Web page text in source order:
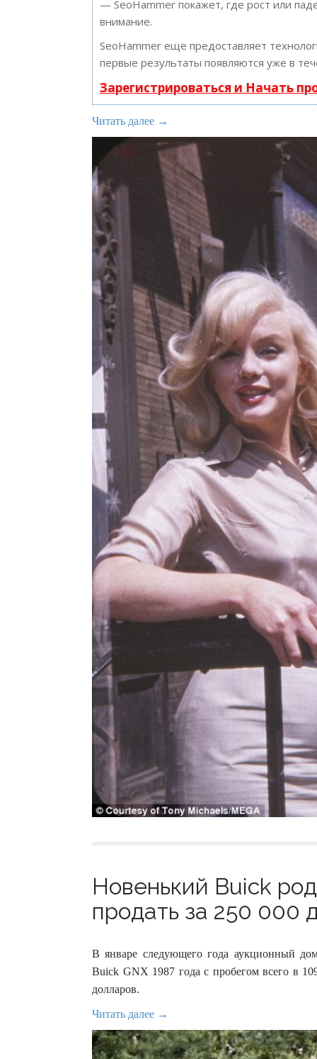
— SeoHammer покажет, где рост или
внимание.
SeoHammer еще предоставляет
первые результаты появляются уже в
Зарегистрироваться и Начать
Читать далее →
Новенький Buick
продать за 250 000
В январе следующего года аукционный
Buick GNX 1987 года с пробегом всего в
долларов.
Читать далее →